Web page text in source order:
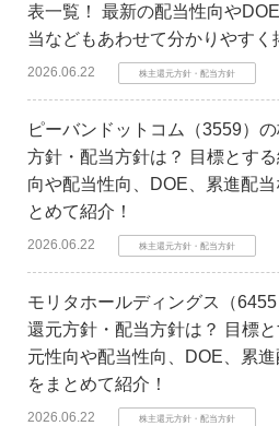
表一覧！ 最新の配当性向や
当などもあわせて分かりやすく
2026.06.22 株主還元方針・配当方針
ピーバンドットコム（3559）
方針・配当方針は？ 目標とす
向や配当性向、DOE、累進配当
とめて紹介！
2026.06.22 株主還元方針・配当方針
モリタホールディングス（
還元方針・配当方針は？ 目標
元性向や配当性向、DOE、累
をまとめて紹介！
2026.06.22 株主還元方針・配当方針